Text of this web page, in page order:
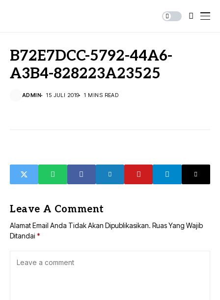
B72E7DCC-5792-44A6-
A3B4-828223A23525
ADMIN 15 JULI 2019 1 MINS READ
Leave A Comment
Alamat Email Anda Tidak Akan Dipublikasikan. Ruas Yang Wajib
Ditandai *